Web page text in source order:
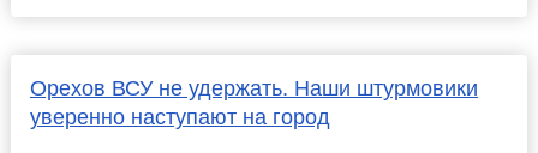
Орехов ВСУ не удержать. Наши штурмовики
уверенно наступают на город